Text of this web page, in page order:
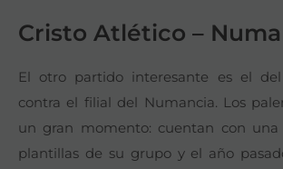
Cristo Atlético –
El otro partido interesante es el
contra el filial del Numancia. Los
un gran momento: cuentan con una
plantillas de su grupo y el año